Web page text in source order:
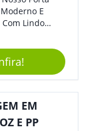
E
Lindo
Em
Corporativas.
EM
E PP